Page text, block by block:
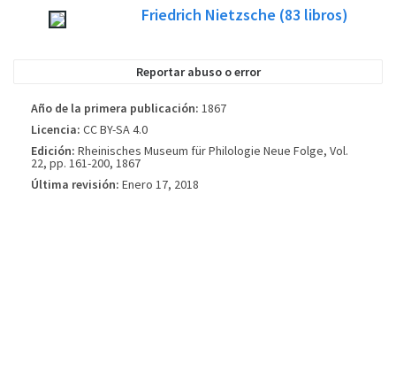
edición está publicada. Por favor, considere esta imagen tan sólo como una
Friedrich Nietzsche (83 libros)
Reportar abuso o error
Año de la primera publicación: 1867
Licencia: CC BY-SA 4.0
Edición: Rheinisches Museum für Philologie Neue Folge, Vol.
22, pp. 161-200, 1867
Última revisión: Enero 17, 2018